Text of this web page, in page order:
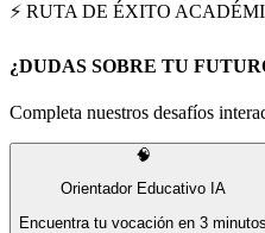
⚡ RUTA DE ÉXITO
¿DUDAS SOBRE TU
Completa nuestros desafíos
🧠
Orientador Educativo IA
Encuentra tu vocación en 3 minutos